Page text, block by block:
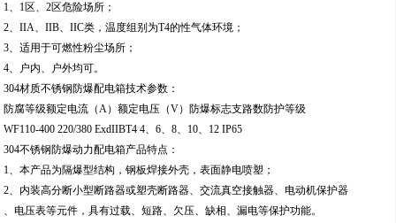
1、1区、2区危险场所；
2、IIA、IIB、IIC类，温度组别为T4的性气体环境；
3、适用于可燃性粉尘场所；
4、户内、户外均可。
304材质不锈钢防爆配电箱技术参数：
防腐等级额定电流（A）额定电压（V）防爆标志支路数防护等级
WF110-400 220/380 ExdIIBT4 4、6、8、10、12 IP65
304不锈钢防爆动力配电箱产品特点：
1、本产品为隔爆型结构，钢板焊接外壳，表面静电喷塑；
2、内装高分断小型断路器或塑壳断路器、交流真空接触器、电动机保护器
、电压表等元件，具有过载、短路、欠压、缺相、漏电等保护功能。